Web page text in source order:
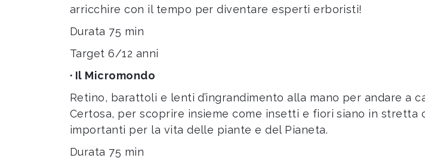
arricchire con il tempo per diventare esperti erboristi!
Durata 75 min
Target 6/12 anni
· Il Micromondo
Retino, barattoli e lenti d’ingrandimento alla mano per andare a
Certosa, per scoprire insieme come insetti e fiori siano in stretta
importanti per la vita delle piante e del Pianeta.
Durata 75 min